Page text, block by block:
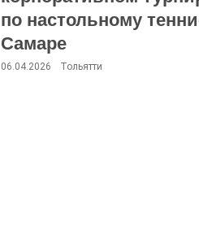
по настольному
Самаре
06.04.2026 Тольятти